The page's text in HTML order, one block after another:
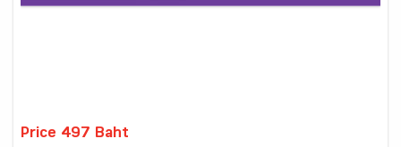
Price 497 Baht